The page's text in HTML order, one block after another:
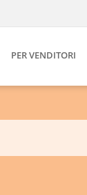
PER VENDITORI